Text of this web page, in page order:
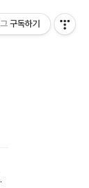
구독하기